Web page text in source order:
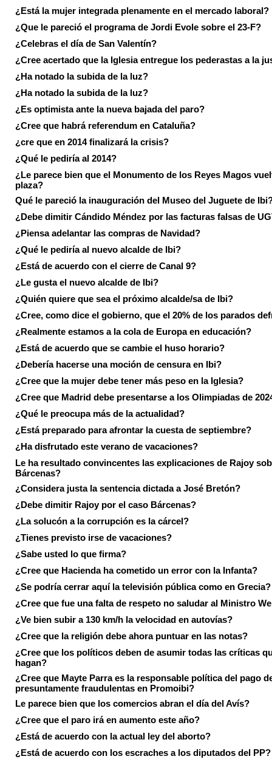
¿Está la mujer integrada plenamente en el mercado laboral?
¿Que le pareció el programa de Jordi Evole sobre el 23-F?
¿Celebras el día de San Valentín?
¿Cree acertado que la Iglesia entregue los pederastas a la
¿Ha notado la subida de la luz?
¿Ha notado la subida de la luz?
¿Es optimista ante la nueva bajada del paro?
¿Cree que habrá referendum en Cataluña?
¿cre que en 2014 finalizará la crisis?
¿Qué le pediría al 2014?
¿Le parece bien que el Monumento de los Reyes Magos
plaza?
Qué le pareció la inauguración del Museo del Juguete de
¿Debe dimitir Cándido Méndez por las facturas falsas de
¿Piensa adelantar las compras de Navidad?
¿Qué le pediría al nuevo alcalde de Ibi?
¿Está de acuerdo con el cierre de Canal 9?
¿Le gusta el nuevo alcalde de Ibi?
¿Quién quiere que sea el próximo alcalde/sa de Ibi?
¿Cree, como dice el gobierno, que el 20% de los parados
¿Realmente estamos a la cola de Europa en educación?
¿Está de acuerdo que se cambie el huso horario?
¿Debería hacerse una moción de censura en Ibi?
¿Cree que la mujer debe tener más peso en la Iglesia?
¿Cree que Madrid debe presentarse a los Olimpiadas de
¿Qué le preocupa más de la actualidad?
¿Está preparado para afrontar la cuesta de septiembre?
¿Ha disfrutado este verano de vacaciones?
Le ha resultado convincentes las explicaciones de Rajoy
Bárcenas?
¿Considera justa la sentencia dictada a José Bretón?
¿Debe dimitir Rajoy por el caso Bárcenas?
¿La solucón a la corrupción es la cárcel?
¿Tienes previsto irse de vacaciones?
¿Sabe usted lo que firma?
¿Cree que Hacienda ha cometido un error con la Infanta?
¿Se podría cerrar aquí la televisión pública como en Grecia?
¿Cree que fue una falta de respeto no saludar al Ministro
¿Ve bien subir a 130 km/h la velocidad en autovías?
¿Cree que la religión debe ahora puntuar en las notas?
¿Cree que los políticos deben de asumir todas las críticas
hagan?
¿Cree que Mayte Parra es la responsable política del pago
presuntamente fraudulentas en Promoibi?
Le parece bien que los comercios abran el día del Avís?
¿Cree que el paro irá en aumento este año?
¿Está de acuerdo con la actual ley del aborto?
¿Está de acuerdo con los escraches a los diputados del PP?